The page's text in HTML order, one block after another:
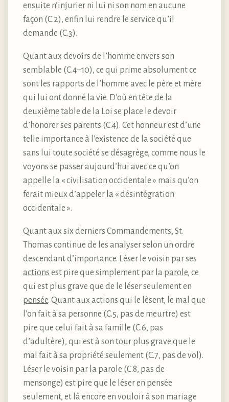
ensuite n’injurier ni lui ni son nom en aucune
façon (C.2), enfin lui rendre le service qu’il
demande (C.3).
Quant aux devoirs de l’homme envers son
semblable (C.4–10), ce qui prime absolument ce
sont les rapports de l’homme avec le père et mère
qui lui ont donné la vie. D’où en tête de la
deuxième table de la Loi se place le devoir
d’honorer ses parents (C.4). Cet honneur est d’une
telle importance à l’existence de la société que
sans lui toute société se désagrège, comme nous le
voyons se passer aujourd’hui avec ce qu’on
appelle la « civilisation occidentale » mais qu’on
ferait mieux d’appeler la « désintégration
occidentale ».
Quant aux six derniers Commandements, St.
Thomas continue de les analyser selon un ordre
descendant d’importance. Léser le voisin par ses
actions est pire que simplement par la parole, ce
qui est plus grave que de le léser seulement en
pensée. Quant aux actions qui le lèsent, le mal que
l’on fait à sa personne (C.5, pas de meurtre) est
pire que celui fait à sa famille (C.6, pas
d’adultère), qui est à son tour plus grave que le
mal fait à sa propriété seulement (C.7, pas de vol).
Léser le voisin par la parole (C.8, pas de
mensonge) est pire que le léser en pensée
seulement, et là encore en vouloir à son mariage